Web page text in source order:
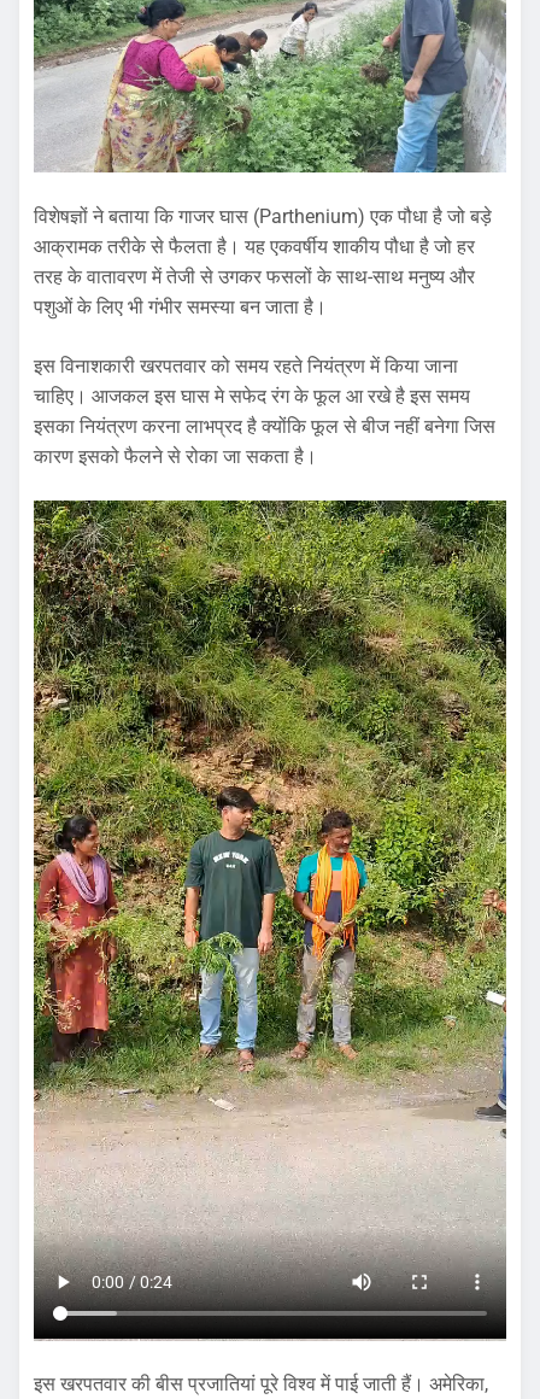
विशेषज्ञों ने बताया कि गाजर घास (Parthenium) एक पौधा है जो बड़े
आक्रामक तरीके से फैलता है। यह एकवर्षीय शाकीय पौधा है जो हर
तरह के वातावरण में तेजी से उगकर फसलों के साथ-साथ मनुष्य और
पशुओं के लिए भी गंभीर समस्या बन जाता है।
इस विनाशकारी खरपतवार को समय रहते नियंत्रण में किया जाना
चाहिए। आजकल इस घास मे सफेद रंग के फूल आ रखे है इस समय
इसका नियंत्रण करना लाभप्रद है क्योंकि फूल से बीज नहीं बनेगा जिस
कारण इसको फैलने से रोका जा सकता है।
इस खरपतवार की बीस प्रजातियां पूरे विश्व में पाई जाती हैं। अमेरिका,